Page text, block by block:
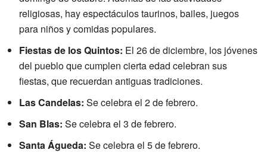
religiosas, hay espectáculos taurinos, bailes, juegos
para niños y comidas populares.
Fiestas de los Quintos: El 26 de diciembre, los jóvenes
del pueblo que cumplen cierta edad celebran sus
fiestas, que recuerdan antiguas tradiciones.
Las Candelas: Se celebra el 2 de febrero.
San Blas: Se celebra el 3 de febrero.
Santa Águeda: Se celebra el 5 de febrero.